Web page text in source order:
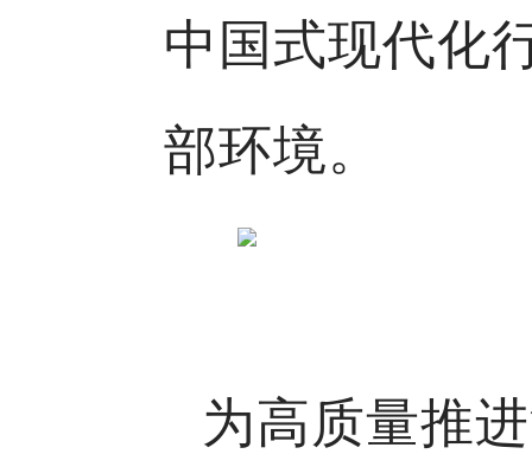
中国式现代化
部环境。
为高质量推